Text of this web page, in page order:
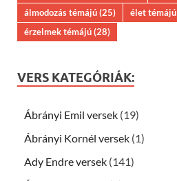
álmodozás témájú(25) élet témájú
érzelmek témájú(28)
VERS KATEGÓRIÁK:
Ábrányi Emil versek (19)
Ábrányi Kornél versek (1)
Ady Endre versek (141)